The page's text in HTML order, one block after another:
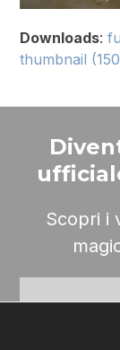
Downloads:
thumbnail
Scopri i